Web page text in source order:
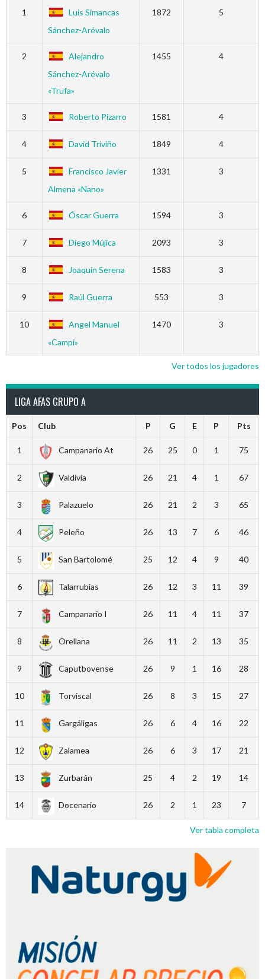
1
Luis Simancas
Sánchez-Arévalo
1872 5
2
Alejandro
Sánchez-Arévalo
«Trufa»
1455 4
3 Roberto Pizarro 1581 4
4 David Triviño 1849 4
5
Francisco Javier
Almena «Nano»
1331 3
6 Óscar Guerra 1594 3
7 Diego Mújica 2093 3
8 Joaquín Serena 1583 3
9 Raúl Guerra 553 3
10
Angel Manuel
«Campi»
1470 3
Ver todos los jugadores
LIGA AFAS GRUPO A
Pos Club P G E P Pts
1 Campanario At 26 25 0 1 75
2 Valdivia 26 21 4 1 67
3 Palazuelo 26 21 2 3 65
4 Peleño 26 13 7 6 46
5 San Bartolomé 25 12 4 9 40
6 Talarrubias 26 12 3 11 39
7 Campanario I 26 11 4 11 37
8 Orellana 26 11 2 13 35
9 Caputbovense 26 9 1 16 28
10 Torviscal 26 8 3 15 27
11 Gargáligas 26 6 4 16 22
12 Zalamea 26 6 3 17 21
13 Zurbarán 25 4 2 19 14
14 Docenario 26 2 1 23 7
Ver tabla completa